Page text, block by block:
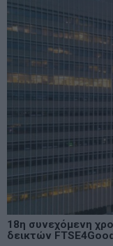
18η συνεχόμενη
δεικτών